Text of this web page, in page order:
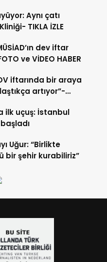
Aynı çatı
TIKLA İZLE
dev iftar
ve VİDEO HABER
iftarında bir araya
artıyor”-
ilk uçuş: İstanbul
Uğur: “Birlikte
bir şehir kurabiliriz”